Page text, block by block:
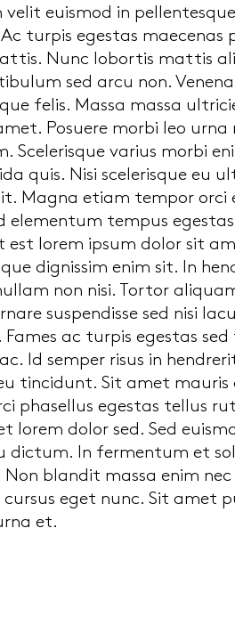
euismod in
turpis egestas
Nunc lobortis mattis
sed arcu non.
felis. Massa massa
Posuere morbi leo
Scelerisque varius morbi
quis. Nisi scelerisque eu
Magna etiam tempor orci
elementum tempus
est lorem ipsum dolor sit
dignissim enim sit. In
non nisi. Tortor
suspendisse sed nisi
ac turpis egestas
Id semper risus in
tincidunt. Sit amet
phasellus egestas tellus
lorem dolor sed. Sed
In fermentum et
blandit massa enim
eget nunc. Sit amet
et.